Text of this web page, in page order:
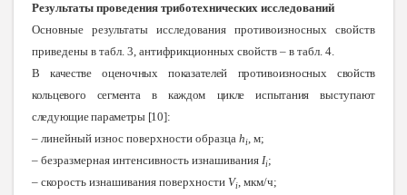
Результаты проведения триботехнических исследований
Основные результаты исследования противоизносных свойств
приведены в табл. 3, антифрикционных свойств – в табл. 4.
В качестве оценочных показателей противоизносных свойств
кольцевого сегмента в каждом цикле испытания выступают
следующие параметры [10]:
– линейный износ поверхности образца hi, м;
– безразмерная интенсивность изнашивания Ii;
– скорость изнашивания поверхности Vi, мкм/ч;